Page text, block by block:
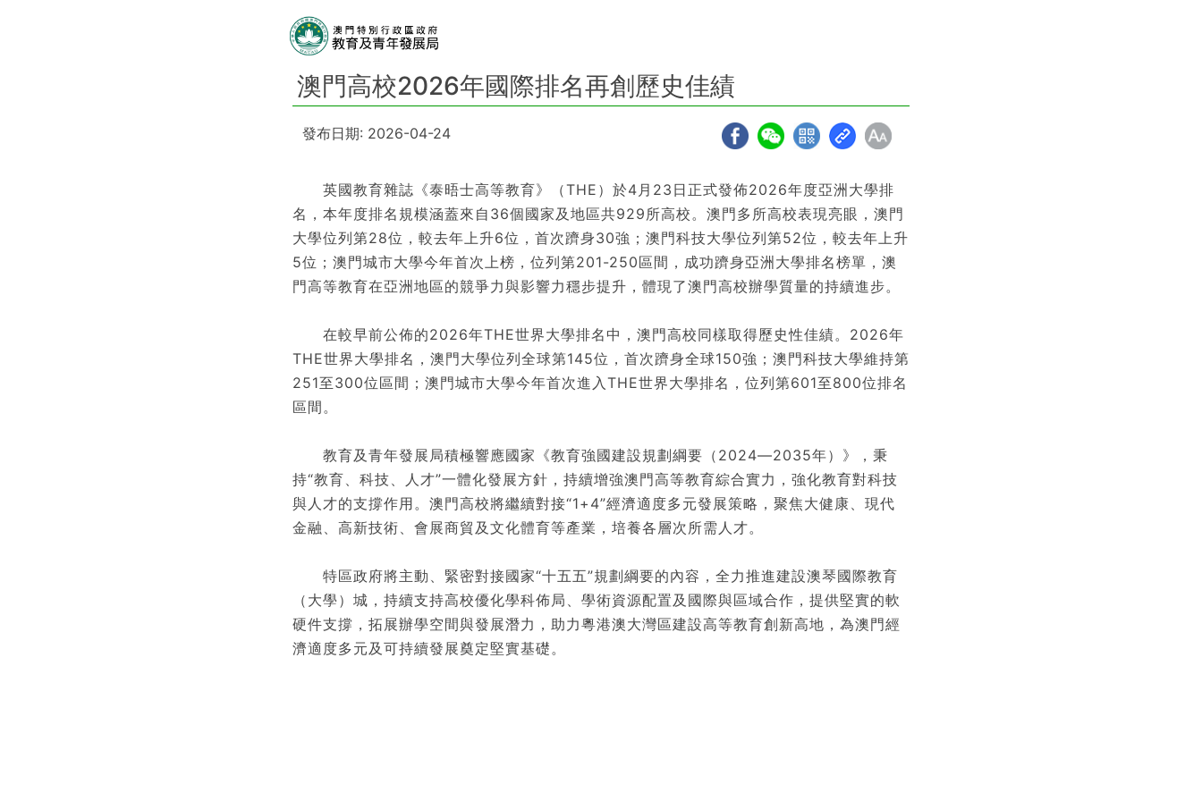
澳門高校2026年國際排名再創歷史佳績
發布日期: 2026-04-24
英國教育雜誌《泰晤士高等教育》（THE）於4月23日正式發佈2026年度亞洲大學排
名，本年度排名規模涵蓋來自36個國家及地區共929所高校。澳門多所高校表現亮眼，澳門
大學位列第28位，較去年上升6位，首次躋身30強；澳門科技大學位列第52位，較去年上升
5位；澳門城市大學今年首次上榜，位列第201-250區間，成功躋身亞洲大學排名榜單，澳
門高等教育在亞洲地區的競爭力與影響力穩步提升，體現了澳門高校辦學質量的持續進步。
在較早前公佈的2026年THE世界大學排名中，澳門高校同樣取得歷史性佳績。2026年
THE世界大學排名，澳門大學位列全球第145位，首次躋身全球150強；澳門科技大學維持第
251至300位區間；澳門城市大學今年首次進入THE世界大學排名，位列第601至800位排名
區間。
教育及青年發展局積極響應國家《教育強國建設規劃綱要（2024—2035年）》，秉
持“教育、科技、人才”一體化發展方針，持續增強澳門高等教育綜合實力，強化教育對科技
與人才的支撐作用。澳門高校將繼續對接“1+4”經濟適度多元發展策略，聚焦大健康、現代
金融、高新技術、會展商貿及文化體育等產業，培養各層次所需人才。
特區政府將主動、緊密對接國家“十五五”規劃綱要的內容，全力推進建設澳琴國際教育
（大學）城，持續支持高校優化學科佈局、學術資源配置及國際與區域合作，提供堅實的軟
硬件支撐，拓展辦學空間與發展潛力，助力粵港澳大灣區建設高等教育創新高地，為澳門經
濟適度多元及可持續發展奠定堅實基礎。